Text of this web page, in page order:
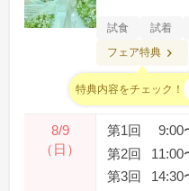
試食 試着
フェア特典
特典内容をチェック！
料金：
8/9
（日）
第1回 9:00
第2回
11:00
第3回
14:30